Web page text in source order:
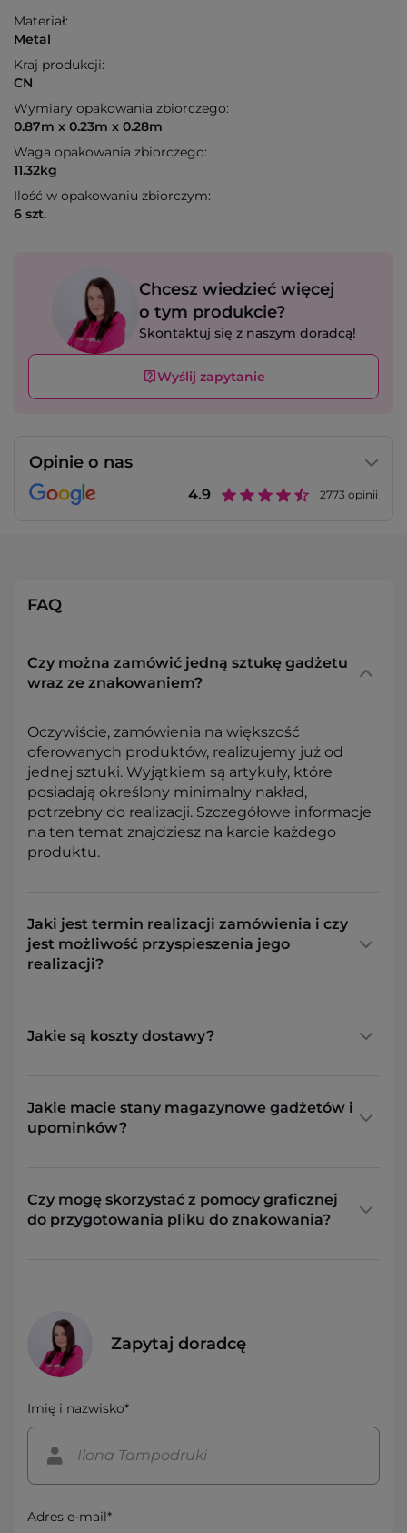
Materiał:
Metal
Kraj produkcji:
CN
Wymiary opakowania zbiorczego:
0.87m x 0.23m x 0.28m
Waga opakowania zbiorczego:
11.32kg
Ilość w opakowaniu zbiorczym:
6 szt.
Chcesz wiedzieć więcej
o tym produkcie?
Skontaktuj się z naszym doradcą!
Wyślij zapytanie
Opinie o nas
4.9 2773 opinii
FAQ
Czy można zamówić jedną sztukę gadżetu
wraz ze znakowaniem?
Oczywiście, zamówienia na większość
oferowanych produktów, realizujemy już od
jednej sztuki. Wyjątkiem są artykuły, które
posiadają określony minimalny nakład,
potrzebny do realizacji. Szczegółowe informacje
na ten temat znajdziesz na karcie każdego
produktu.
Jaki jest termin realizacji zamówienia i czy
jest możliwość przyspieszenia jego
realizacji?
Jakie są koszty dostawy?
Jakie macie stany magazynowe gadżetów i
upominków?
Czy mogę skorzystać z pomocy graficznej
do przygotowania pliku do znakowania?
Zapytaj doradcę
Imię i nazwisko*
Adres e-mail*